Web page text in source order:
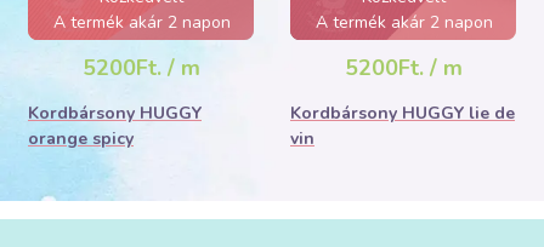
A termék akár 2 napon
belül elfogyhat!
5200Ft. / m
Kordbársony HUGGY
orange spicy
A termék akár 2 napon
belül elfogyhat!
5200Ft. / m
Kordbársony HUGGY lie de
vin